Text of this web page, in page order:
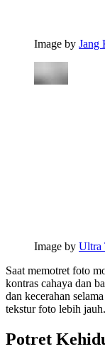
Image by Jang
Image by Ultra
Saat memotret foto
kontras cahaya dan
dan kecerahan
tekstur foto lebih jauh.
Potret